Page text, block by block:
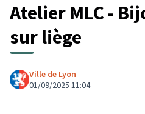
Atelier MLC -
sur liège
Ville de Lyon
01/09/2025 11:04